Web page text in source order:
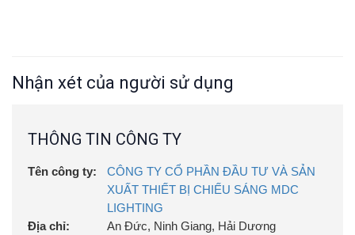
Nhận xét của người sử dụng
THÔNG TIN CÔNG TY
Tên công ty:
CÔNG TY CỔ PHẦN ĐẦU TƯ VÀ SẢN
XUẤT THIẾT BỊ CHIẾU SÁNG MDC
LIGHTING
Địa chỉ:
An Đức, Ninh Giang, Hải Dương